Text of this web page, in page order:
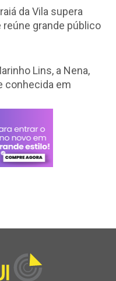
da Vila supera
grande público
Lins, a Nena,
conhecida em